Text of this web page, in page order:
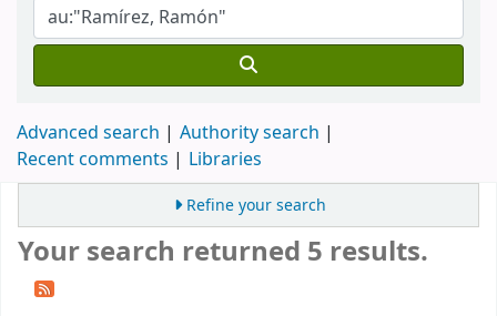
Advanced search
Authority search
Recent comments
Libraries
Refine your search
Your search returned 5 results.